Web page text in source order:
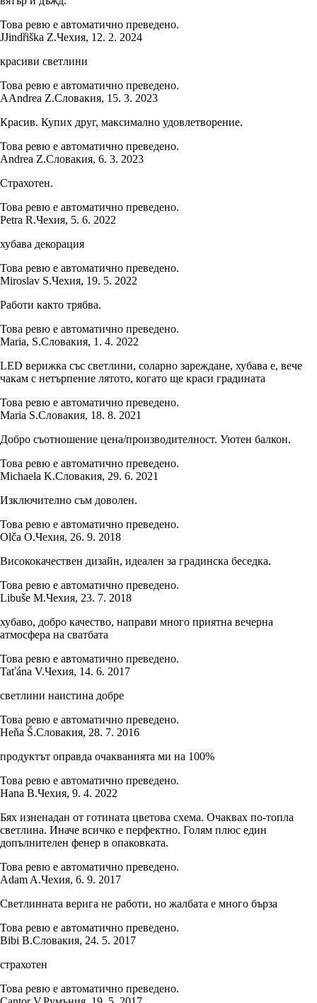
Това ревю е автоматично преведено.
JJindřiška Z.Чехия, 12. 2. 2024
красиви светлини
Това ревю е автоматично преведено.
AAndrea Z.Словакия, 15. 3. 2023
Красив. Купих друг, максимално удовлетворение.
Това ревю е автоматично преведено.
Andrea Z.Словакия, 6. 3. 2023
Страхотен.
Това ревю е автоматично преведено.
Petra R.Чехия, 5. 6. 2022
хубава декорация
Това ревю е автоматично преведено.
Miroslav S.Чехия, 19. 5. 2022
Работи както трябва.
Това ревю е автоматично преведено.
Maria, S.Словакия, 1. 4. 2022
LED верижка със светлини, соларно зареждане, хубава е, вече
чакам с нетърпение лятото, когато ще краси градината
Това ревю е автоматично преведено.
Maria S.Словакия, 18. 8. 2021
Добро съотношение цена/производителност. Уютен балкон.
Това ревю е автоматично преведено.
Michaela K.Словакия, 29. 6. 2021
Изключително съм доволен.
Това ревю е автоматично преведено.
Olča O.Чехия, 26. 9. 2018
Висококачествен дизайн, идеален за градинска беседка.
Това ревю е автоматично преведено.
Libuše M.Чехия, 23. 7. 2018
хубаво, добро качество, направи много приятна вечерна
атмосфера на сватбата
Това ревю е автоматично преведено.
Taťána V.Чехия, 14. 6. 2017
светлини наистина добре
Това ревю е автоматично преведено.
Heňa Š.Словакия, 28. 7. 2016
продуктът оправда очакванията ми на 100%
Това ревю е автоматично преведено.
Hana B.Чехия, 9. 4. 2022
Бях изненадан от готината цветова схема. Очаквах по-топла
светлина. Иначе всичко е перфектно. Голям плюс един
допълнителен фенер в опаковката.
Това ревю е автоматично преведено.
Adam A.Чехия, 6. 9. 2017
Светлинната верига не работи, но жалбата е много бърза
Това ревю е автоматично преведено.
Bibi B.Словакия, 24. 5. 2017
страхотен
Това ревю е автоматично преведено.